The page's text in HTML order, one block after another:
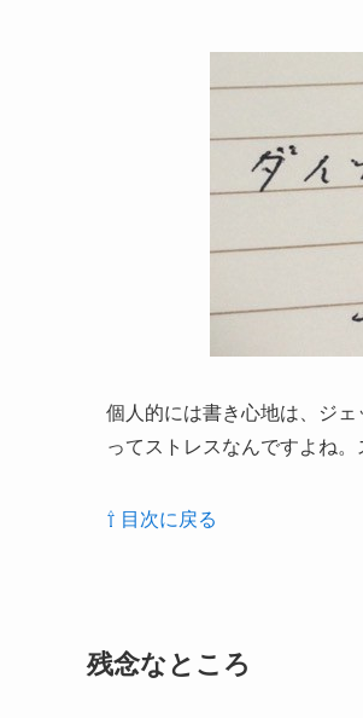
個人的には書き心地は、ジ
ってストレスなんですよね
⇧ 目次に戻る
残念なところ